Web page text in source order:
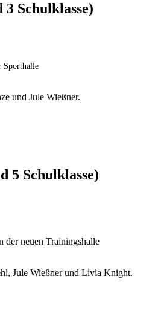
Schulklasse)
Sporthalle
und Jule Wießner.
5 Schulklasse)
neuen Trainingshalle
Jule Wießner und Livia Knight.